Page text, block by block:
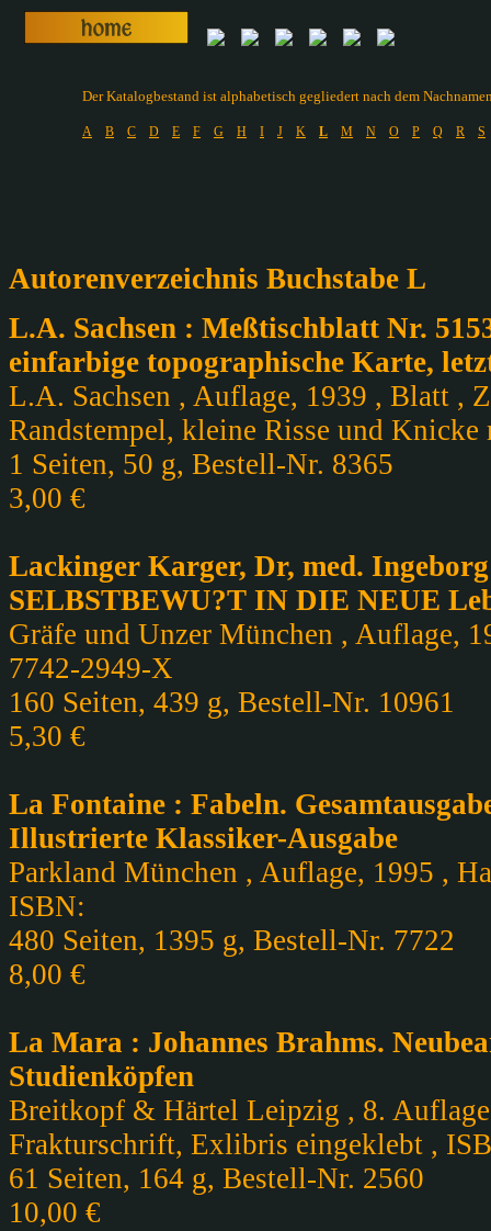
Der Katalogbestand ist alphabetisch gegliedert nach dem
A B C D E F G H I J K L M N O P Q R S
Autorenverzeichnis Buchstabe L
L.A. Sachsen : Meßtischblatt Nr.
einfarbige topographische Karte,
L.A. Sachsen , Auflage, 1939 , Blatt ,
Randstempel, kleine Risse und
1 Seiten, 50 g, Bestell-Nr. 8365
3,00 €
Lackinger Karger, Dr, med.
SELBSTBEWU?T IN DIE NEUE
Gräfe und Unzer München , Auflage,
7742-2949-X
160 Seiten, 439 g, Bestell-Nr. 10961
5,30 €
La Fontaine : Fabeln.
Illustrierte Klassiker-Ausgabe
Parkland München , Auflage, 1995 ,
ISBN:
480 Seiten, 1395 g, Bestell-Nr. 7722
8,00 €
La Mara : Johannes Brahms.
Studienköpfen
Breitkopf & Härtel Leipzig , 8.
Frakturschrift, Exlibris eingeklebt ,
61 Seiten, 164 g, Bestell-Nr. 2560
10,00 €